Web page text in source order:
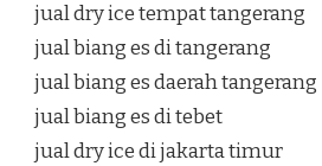
jual dry ice tempat tangerang
jual biang es di tangerang
jual biang es daerah tangerang
jual biang es di tebet
jual dry ice di jakarta timur